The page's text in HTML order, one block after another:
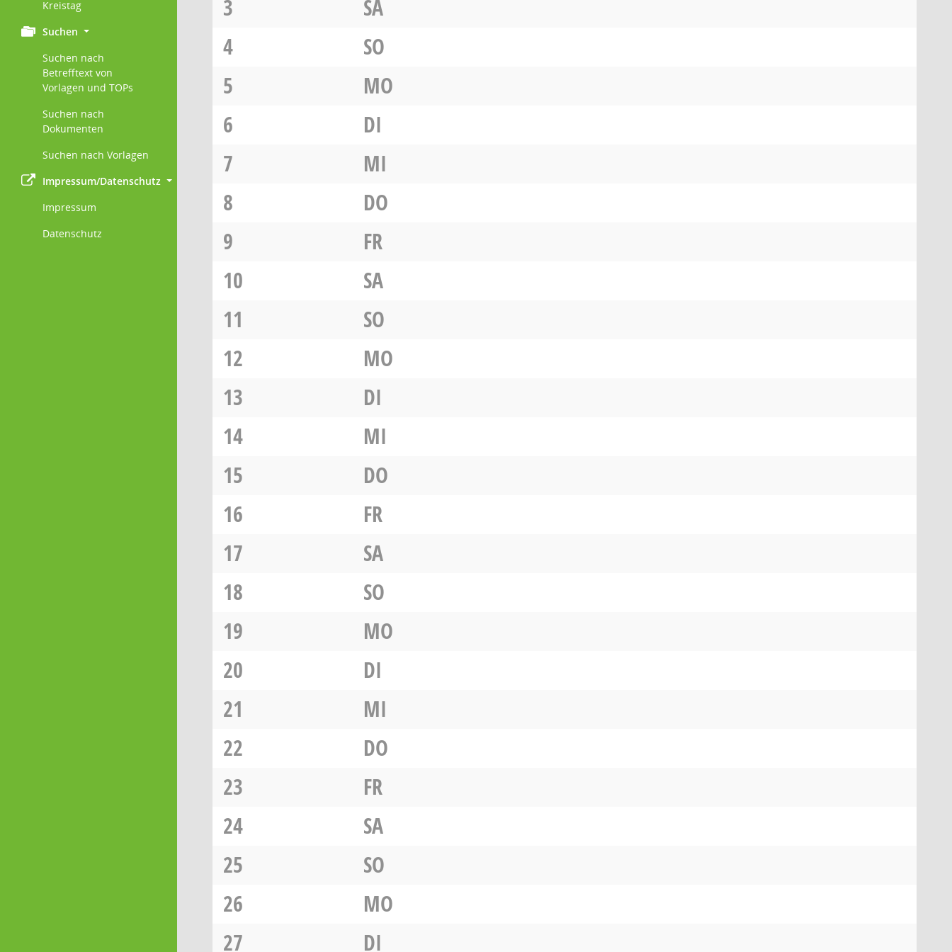
Kreistag
Suchen
Suchen nach
Betrefftext von
Vorlagen und TOPs
Suchen nach
Dokumenten
Suchen nach Vorlagen
Impressum/Datenschutz
Impressum
Datenschutz
3
SA
4
SO
5
MO
6
DI
7
MI
8
DO
9
FR
10
SA
11
SO
12
MO
13
DI
14
MI
15
DO
16
FR
17
SA
18
SO
19
MO
20
DI
21
MI
22
DO
23
FR
24
SA
25
SO
26
MO
27
DI